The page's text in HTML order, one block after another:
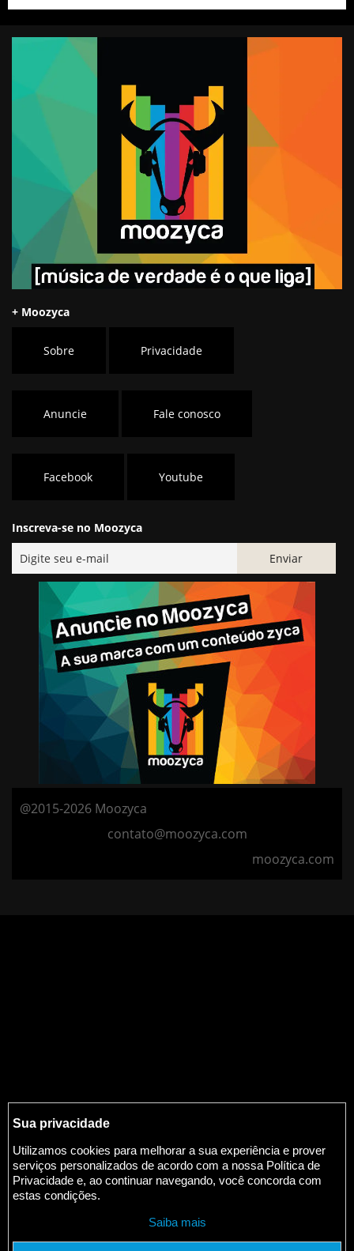
+ Moozyca
Sobre Privacidade
Anuncie Fale conosco
Facebook Youtube
Inscreva-se no Moozyca
@2015-2026 Moozyca
contato@moozyca.com
moozyca.com
Sua privacidade
Utilizamos cookies para melhorar a sua experiência e prover
serviços personalizados de acordo com a nossa Política de
Privacidade e, ao continuar navegando, você concorda com
estas condições.
Saiba mais